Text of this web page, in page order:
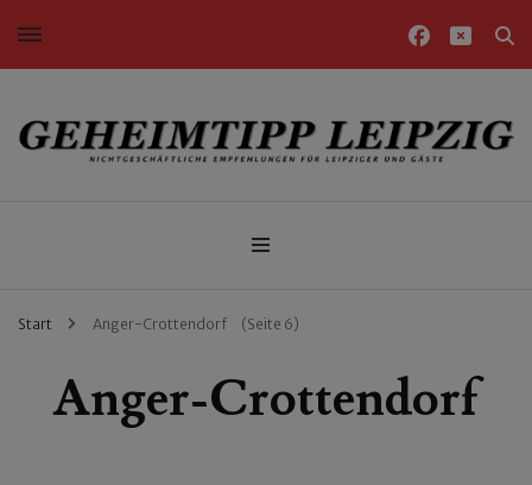
Nichtgeschäftliche Empfehlungen für Leipziger und Gäste
Start Anger-Crottendorf (Seite 6)
Anger-Crottendorf